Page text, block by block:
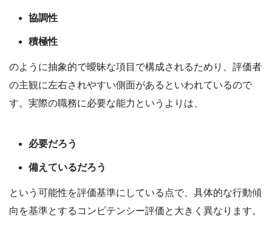
協調性
積極性
のように抽象的で曖昧な項目で構成されるためり、評価者
の主観に左右されやすい側面があるといわれているので
す。実際の職務に必要な能力というよりは、
必要だろう
備えているだろう
という可能性を評価基準にしている点で、具体的な行動傾
向を基準とするコンピテンシー評価と大きく異なります。